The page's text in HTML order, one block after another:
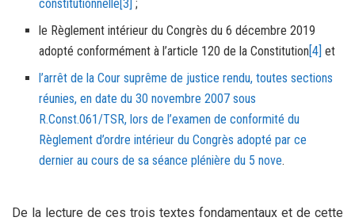
constitutionnelle[3] ;
le Règlement intérieur du Congrès du 6 décembre 2019
adopté conformément à l’article 120 de la Constitution[4] et
l’arrêt de la Cour suprême de justice rendu, toutes sections
réunies, en date du 30 novembre 2007 sous
R.Const.061/TSR, lors de l’examen de conformité du
Règlement d’ordre intérieur du Congrès adopté par ce
dernier au cours de sa séance plénière du 5 nove.
De la lecture de ces trois textes fondamentaux et de cette